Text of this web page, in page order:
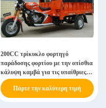
200CC τρίκυκλο φορτηγό
παράδοσης φορτίου με την οπίσθια
κάλυψη καμβά για τις υπαίθριες
βρέχοντας περιοχές
Πάρτε την καλύτερη τιμή